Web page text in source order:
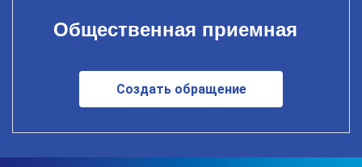
Общественная приемная
Создать обращение